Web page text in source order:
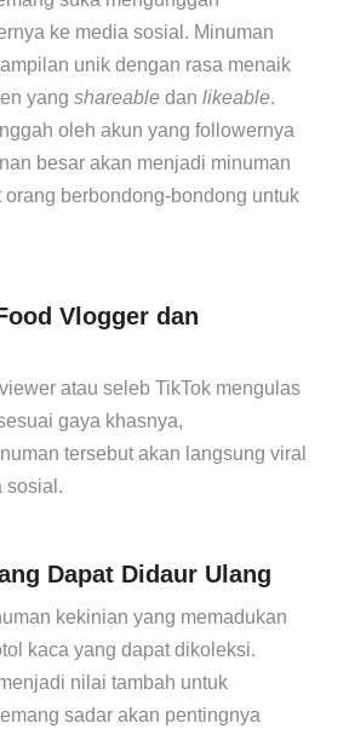
ke media sosial. Minuman
unik dengan rasa menaik
yang shareable dan likeable.
oleh akun yang followernya
besar akan menjadi minuman
berbondong-bondong untuk
Vlogger dan
atau seleb TikTok mengulas
gaya khasnya,
tersebut akan langsung viral
sosial.
Dapat Didaur Ulang
kekinian yang memadukan
kaca yang dapat dikoleksi.
nilai tambah untuk
sadar akan pentingnya